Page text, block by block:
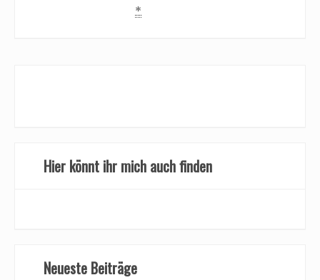
*
Hier könnt ihr mich auch finden
Neueste Beiträge